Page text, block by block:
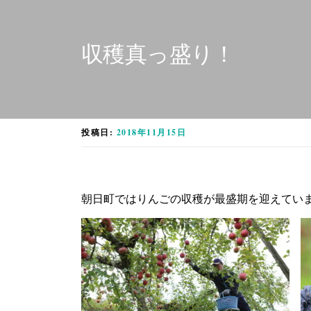
収穫真っ盛り！
投稿日: 2018年11月15日
朝日町ではりんごの収穫が最盛期を迎えてい